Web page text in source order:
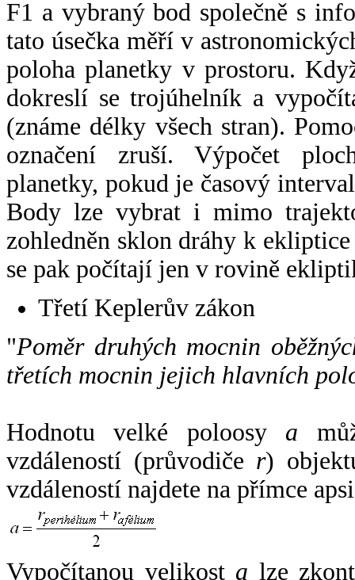
F1 a vybraný bod společně s
tato úsečka měří v
poloha planetky v prostoru.
dokreslí se trojúhelník a
(známe délky všech stran).
označení zruší. Výpočet
planetky, pokud je časový
Body lze vybrat i mimo
zohledněn sklon dráhy k
se pak počítají jen v rovině
Třetí Keplerův zákon
"Poměr druhých mocnin
třetích mocnin jejich hlavních
Hodnotu velké poloosy a
vzdáleností (průvodiče r)
vzdáleností najdete na přímce
Vypočítanou velikost a lze